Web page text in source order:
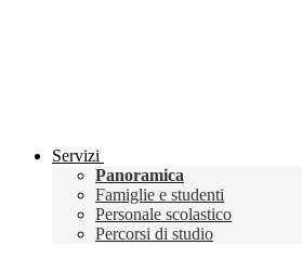
Servizi
Panoramica
Famiglie e studenti
Personale scolastico
Percorsi di studio